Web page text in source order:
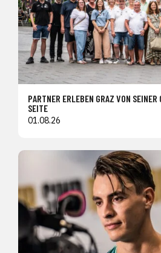
PARTNER ERLEBEN GRAZ VON SEINER
SEITE
01.08.26